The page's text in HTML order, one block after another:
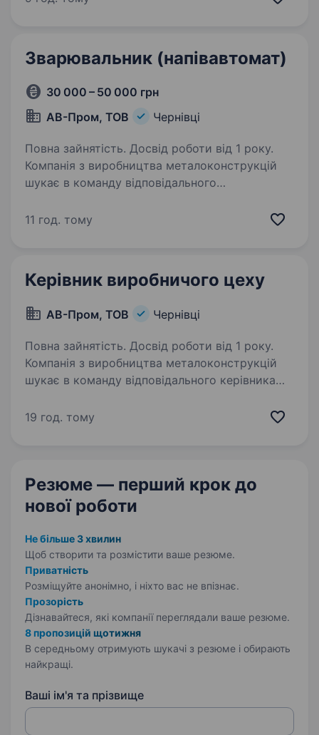
Зварювальник (напівавтомат)
30 000 – 50 000 грн
АВ-Пром, ТОВ
Чернівці
Повна зайнятість. Досвід роботи від 1 року.
Компанія з виробництва металоконструкцій
шукає в команду відповідального
зварювання деталей та збірка виробів. Умови
11 год. тому
Керівник виробничого цеху
АВ-Пром, ТОВ Чернівці
Повна зайнятість. Досвід роботи від 1 року.
Компанія з виробництва металоконструкцій
шукає в команду відповідального керівника
організація та контроль виробничого процесу:
19 год. тому
Резюме — перший крок до
нової роботи
Не більше 3 хвилин
Щоб створити та розмістити ваше резюме.
Приватність
Розміщуйте анонімно, і ніхто вас не впізнає.
Прозорість
Дізнавайтеся, які компанії переглядали ваше резюме.
8 пропозицій щотижня
В середньому отримують шукачі з резюме і обирають
найкращі.
Ваші ім'я та прізвище